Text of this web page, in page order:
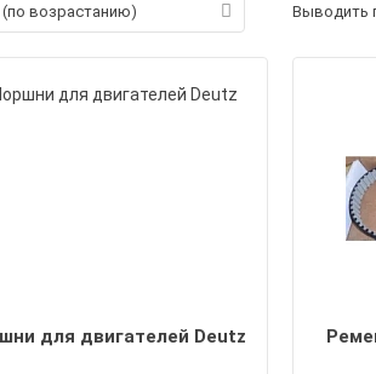
(по возрастанию) Выводить
для двигателей Deutz